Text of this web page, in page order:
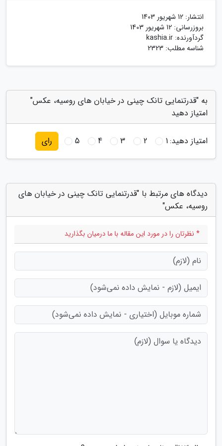
انتشار: 12 شهریور 1403
بروزرسانی: 12 شهریور 1403
گردآورنده: kashia.ir
شناسه مطلب: 2323
به "قدرتنمایی تانک چینی در خیابان های روسیه، عکس"
امتیاز دهید
امتیاز دهید:1
2
3
4
5 رای
دیدگاه های مرتبط با "قدرتنمایی تانک چینی در خیابان های
روسیه، عکس"
* نظرتان را در مورد این مقاله با ما درمیان بگذارید